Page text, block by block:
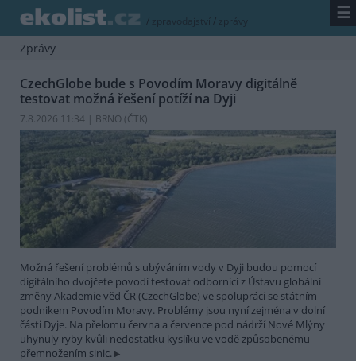
/ zpravodajství / zprávy ☰
Zprávy
CzechGlobe bude s Povodím Moravy digitálně
testovat možná řešení potíží na Dyji
7.8.2026 11:34 | BRNO (ČTK)
Možná řešení problémů s ubýváním vody v Dyji budou pomocí
digitálního dvojčete povodí testovat odborníci z Ústavu globální
změny Akademie věd ČR (CzechGlobe) ve spolupráci se státním
podnikem Povodím Moravy. Problémy jsou nyní zejména v dolní
části Dyje. Na přelomu června a července pod nádrží Nové Mlýny
uhynuly ryby kvůli nedostatku kyslíku ve vodě způsobenému
přemnožením sinic.